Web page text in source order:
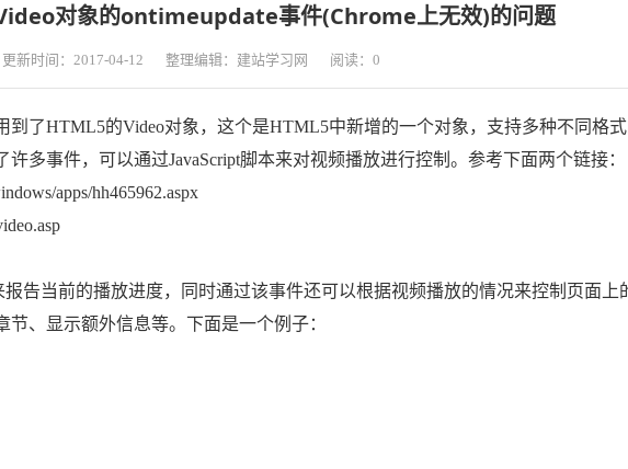
对象的ontimeupdate事件(Chrome上无效)的问题
更新时间：2017-04-12 整理编辑：建站学习网 阅读： 0
到了HTML5的Video对象，这个是HTML5中新增的一个对象，支持多种不同格
多事件，可以通过JavaScript脚本来对视频播放进行控制。参考下面两个链接：
apps/hh465962.aspx
报告当前的播放进度，同时通过该事件还可以根据视频播放的情况来控制页面上
、显示额外信息等。下面是一个例子：